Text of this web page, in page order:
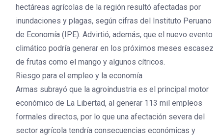
hectáreas agrícolas de la región resultó afectadas por
inundaciones y plagas, según cifras del Instituto Peruano
de Economía (IPE). Advirtió, además, que el nuevo evento
climático podría generar en los próximos meses escasez
de frutas como el mango y algunos cítricos.
Riesgo para el empleo y la economía
Armas subrayó que la agroindustria es el principal motor
económico de La Libertad, al generar 113 mil empleos
formales directos, por lo que una afectación severa del
sector agrícola tendría consecuencias económicas y